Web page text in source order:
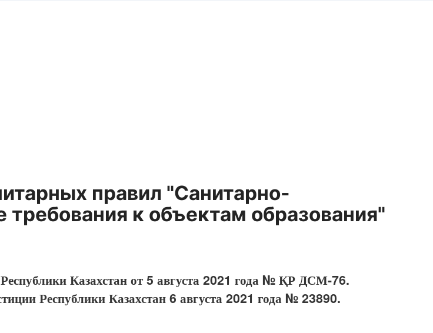
правил "Санитарно-
требования к объектам образования"
Казахстан от 5 августа 2021 года № ҚР ДСМ-76.
Республики Казахстан 6 августа 2021 года № 23890.